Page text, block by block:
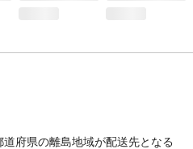
府県の離島地域が配送先となる